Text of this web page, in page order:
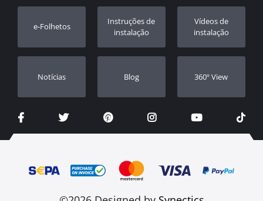
Revendedores
e-Folhetos
Instruções de
instalação
Vídeos de
instalação
Notícias Blog 360º View